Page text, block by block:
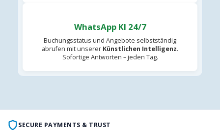
WhatsApp KI 24/7
Buchungsstatus und Angebote selbstständig
abrufen mit unserer Künstlichen Intelligenz.
Sofortige Antworten – jeden Tag.
SECURE PAYMENTS & TRUST